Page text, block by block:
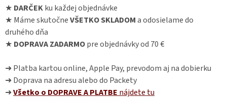
★ DARČEKku každej objednávke
★ Máme skutočneVŠETKO SKLADOMa odosielame do
druhého dňa
★ DOPRAVA ZADARMOpre objednávky od 70 €
➜ Platba kartou online, Apple Pay, prevodom aj na dobierku
➜ Doprava na adresu alebo do Packety
➜Všetko o DOPRAVE A PLATBE nájdete tu